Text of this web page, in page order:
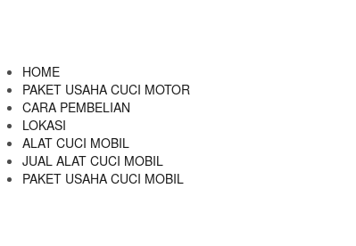
HOME
PAKET USAHA CUCI MOTOR
CARA PEMBELIAN
LOKASI
ALAT CUCI MOBIL
JUAL ALAT CUCI MOBIL
PAKET USAHA CUCI MOBIL